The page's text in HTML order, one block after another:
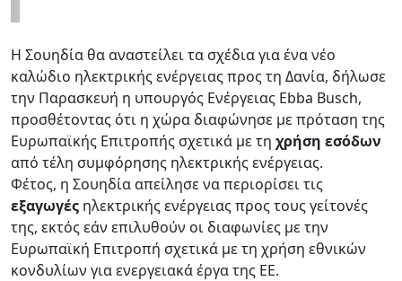
Η Σουηδία θα αναστείλει τα σχέδια για ένα νέο
καλώδιο ηλεκτρικής ενέργειας προς τη Δανία, δήλωσε
την Παρασκευή η υπουργός Ενέργειας ​Ebba Busch,
προσθέτοντας ότι η χώρα διαφώνησε με πρόταση της
Ευρωπαϊκής Επιτροπής σχετικά με τη χρήση εσόδων
από τέλη συμφόρησης ηλεκτρικής ενέργειας.
Φέτος, η Σουηδία απείλησε να περιορίσει τις
εξαγωγές ηλεκτρικής ενέργειας προς τους γείτονές
της, εκτός εάν επιλυθούν οι διαφωνίες με την
Ευρωπαϊκή Επιτροπή σχετικά με τη χρήση εθνικών
κονδυλίων για ενεργειακά έργα της ΕΕ.